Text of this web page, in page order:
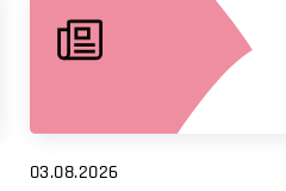
03.08.2026